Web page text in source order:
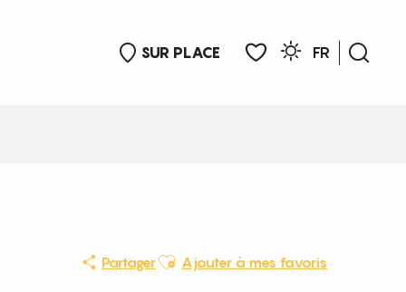
SUR PLACE
FR
PartagerAjouter aux favoris
Ajouter à mes favoris